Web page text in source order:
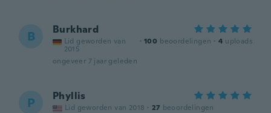
B Burkhard
Lid geworden van
2015
· 100 beoordelingen · 4 uploads
ongeveer 7 jaar geleden
P Phyllis
Lid geworden van 2018 · 27 beoordelingen